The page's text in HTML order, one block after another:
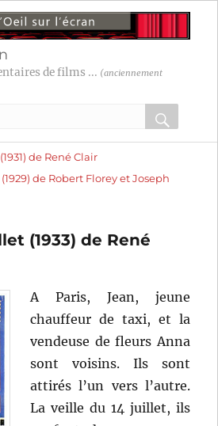
de films ... (anciennement
OK
: de René Clair
de Robert Florey et Joseph
(1933) de René
A Paris, Jean, jeune
chauffeur de taxi, et la
vendeuse de fleurs Anna
sont voisins. Ils sont
attirés l’un vers l’autre.
La veille du 14 juillet, ils